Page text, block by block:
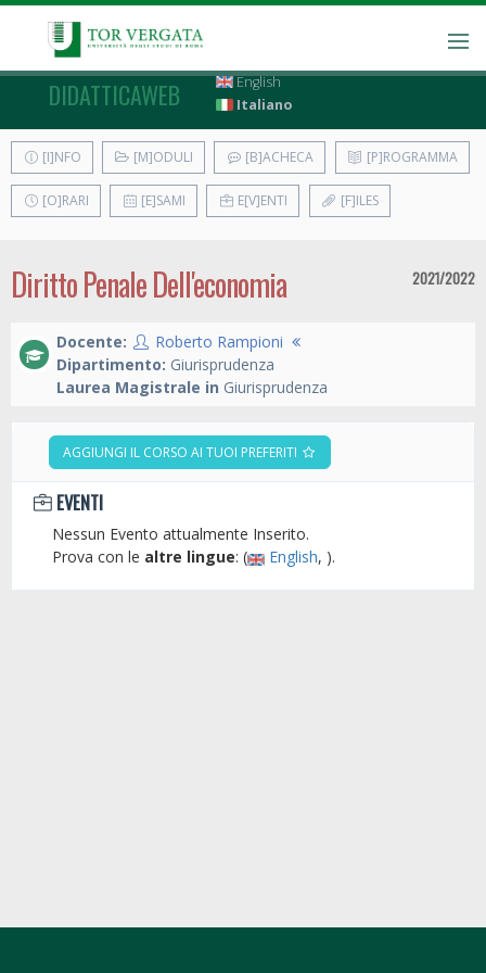
DIDATTICAWEB
English
Italiano
[I]NFO [M]ODULI [B]ACHECA [P]ROGRAMMA
[O]RARI [E]SAMI E[V]ENTI [F]ILES
Diritto Penale Dell'economia 2021/2022
Docente:
Roberto Rampioni
Dipartimento: Giurisprudenza
Laurea Magistrale in Giurisprudenza
AGGIUNGI IL CORSO AI TUOI PREFERITI
EVENTI
Nessun Evento attualmente Inserito.
Prova con le altre lingue: ( English, ).